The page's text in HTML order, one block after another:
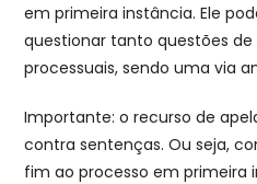
em primeira instância. Ele
questionar tanto questões
processuais, sendo uma via
Importante: o recurso de
contra sentenças. Ou seja,
fim ao processo em primeira